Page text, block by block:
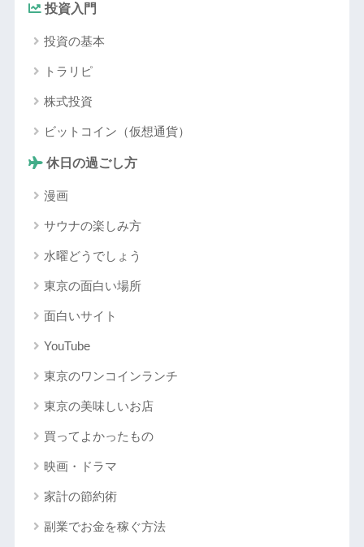
投資入門
投資の基本
トラリピ
株式投資
ビットコイン（仮想通貨）
休日の過ごし方
漫画
サウナの楽しみ方
水曜どうでしょう
東京の面白い場所
面白いサイト
YouTube
東京のワンコインランチ
東京の美味しいお店
買ってよかったもの
映画・ドラマ
家計の節約術
副業でお金を稼ぐ方法